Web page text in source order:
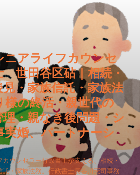
ニアライフカウンセ
世田谷区砧｜相続・
・家族信託・家族法
様の終活・親世代の
・親なき後問題・シ
実婚、パートナーシ
カウンセラー行政書士が支える、相続・
託・家族法務。行政書士長谷川憲司事務